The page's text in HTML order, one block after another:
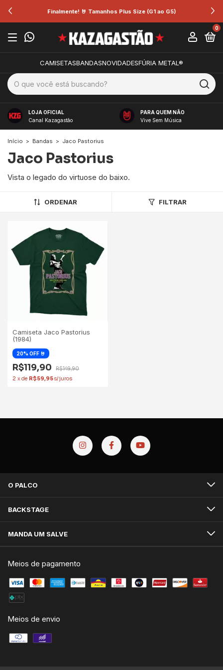
Finalmente! 🤘 Tamanhos Plus Size (G1 ao G5)
0
CAMISETASBANDASNOVIDADESFÚRIA METAL®
LOJA OFICIAL
Canal Kazagastão
PARA QUEM NÃO
Vive Sem Música
Início > Bandas > Jaco Pastorius
Jaco Pastorius
Vista o legado do virtuose do baixo.
ORDENAR FILTRAR
Camiseta Jaco Pastorius
(1984)
R$119,90
R$149,90
2 x de R$59,95
O PALCO
BACKSTAGE
MANDA UM SALVE
Meios de pagamento
Meios de envio